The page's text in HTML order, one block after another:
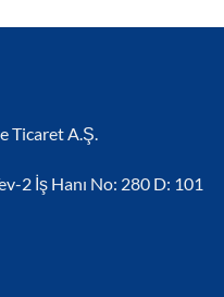
Ticaret A.Ş.
2 İş Hanı No: 280 D: 101